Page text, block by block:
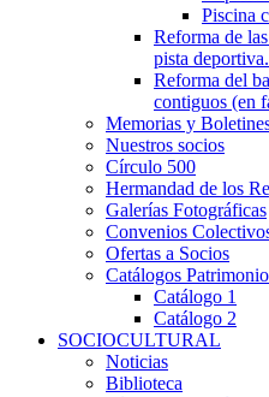
Piscina
Reforma de
pista
Reforma del
contiguos (en
Memorias y
Nuestros socios
Círculo 500
Hermandad de los
Galerías Fotográficas
Convenios
Ofertas a Socios
Catálogos
Catálogo 1
Catálogo 2
SOCIOCULTURAL
Noticias
Biblioteca